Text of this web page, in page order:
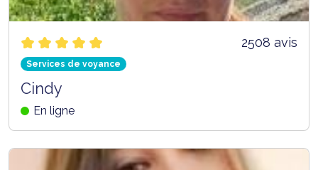
2508 avis
Services de voyance
Cindy
En ligne